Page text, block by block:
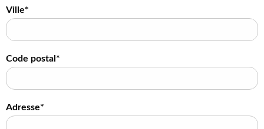
Ville*
Code postal*
Adresse*